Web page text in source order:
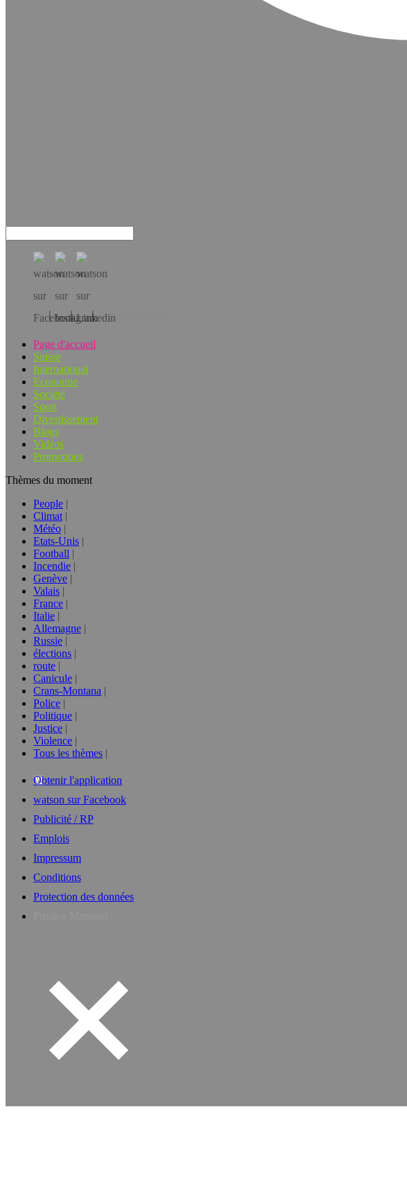
Téléchargez l’app!
Page d'accueil
Suisse
International
Economie
Société
Sport
Divertissement
Blogs
Vidéos
Promotions
Thèmes du moment
People
Climat
Météo
Etats-Unis
Football
Incendie
Genève
Valais
France
Italie
Allemagne
Russie
élections
route
Canicule
Crans-Montana
Police
Politique
Justice
Violence
Tous les thèmes
Obtenir l'application
watson sur Facebook
Publicité / RP
Emplois
Impressum
Conditions
Protection des données